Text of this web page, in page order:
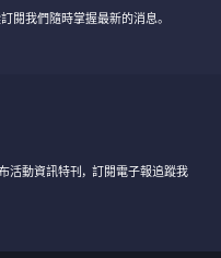
閱我們隨時掌握最新的消息。
活動資訊特刊， 訂閱電子報追蹤我